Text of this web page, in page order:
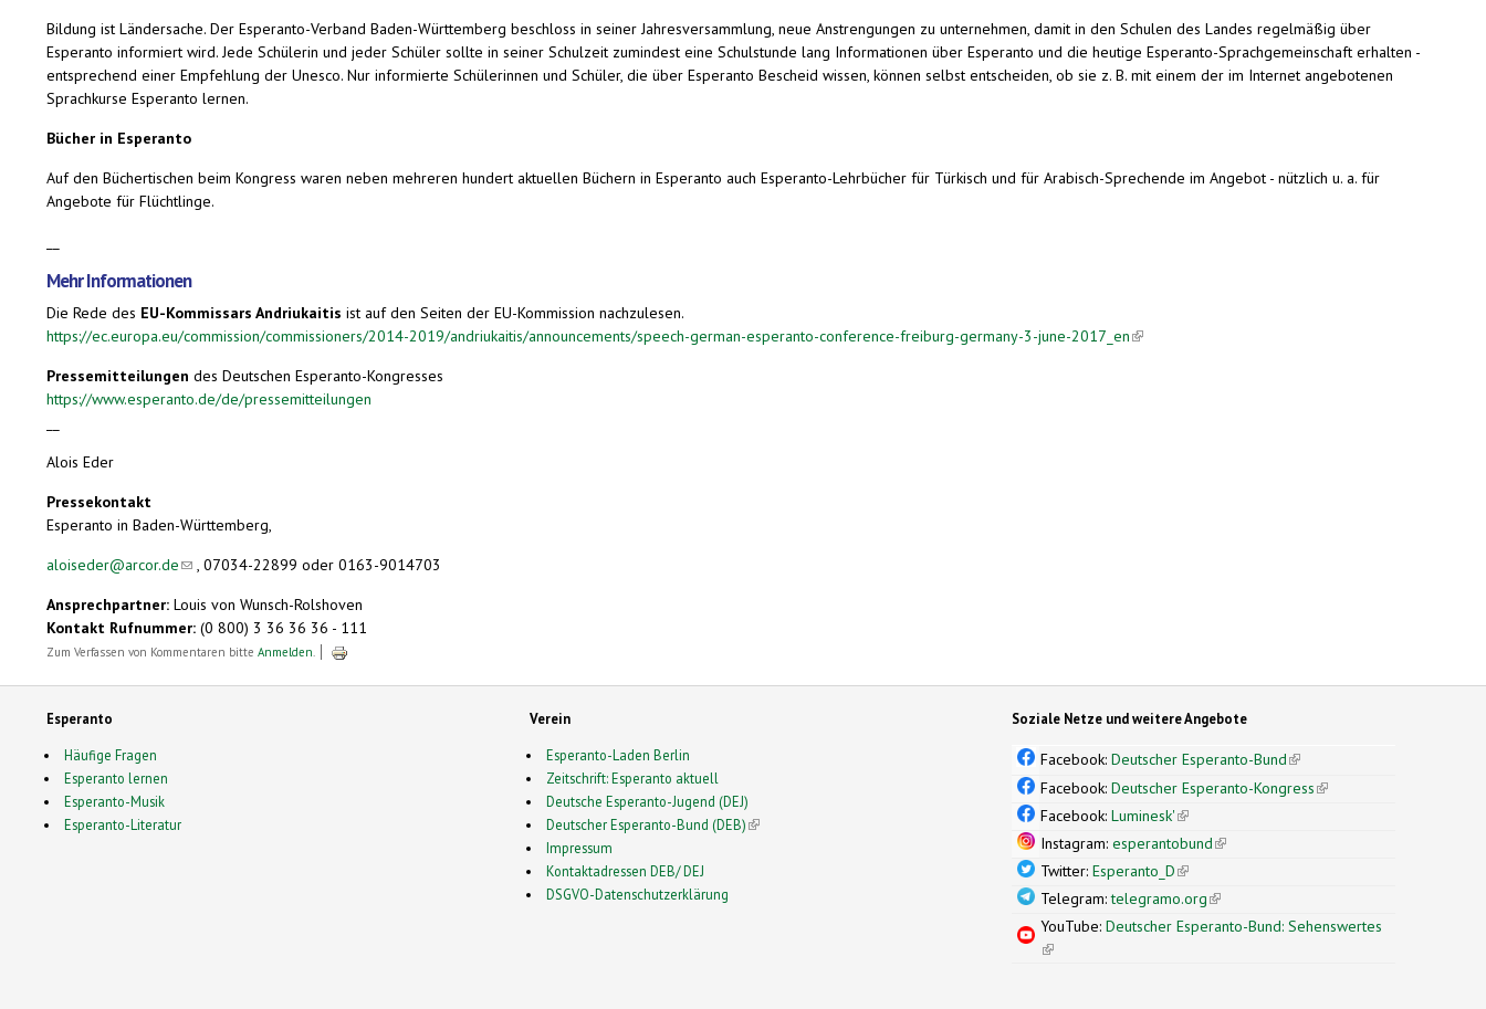
Bildung ist Ländersache. Der Esperanto-Verband Baden-Württemberg beschloss in seiner Jahresversammlung, neue Anstrengungen zu unternehmen, damit in den Schulen des Landes regelmäßig über
Esperanto informiert wird. Jede Schülerin und jeder Schüler sollte in seiner Schulzeit zumindest eine Schulstunde lang Informationen über Esperanto und die heutige Esperanto-Sprachgemeinschaft erhalten -
entsprechend einer Empfehlung der Unesco. Nur informierte Schülerinnen und Schüler, die über Esperanto Bescheid wissen, können selbst entscheiden, ob sie z. B. mit einem der im Internet angebotenen
Sprachkurse Esperanto lernen.
Bücher in Esperanto
Auf den Büchertischen beim Kongress waren neben mehreren hundert aktuellen Büchern in Esperanto auch Esperanto-Lehrbücher für Türkisch und für Arabisch-Sprechende im Angebot - nützlich u. a. für
Angebote für Flüchtlinge.
Mehr Informationen
Die Rede des EU-Kommissars Andriukaitis ist auf den Seiten der EU-Kommission nachzulesen.
https://ec.europa.eu/commission/commissioners/2014-2019/andriukaitis/announcements/speech-german-esperanto-conference-freiburg-germany-3-june-2017_en(link is external)
Pressemitteilungen des Deutschen Esperanto-Kongresses
https://www.esperanto.de/de/pressemitteilungen
Alois Eder
Pressekontakt
Esperanto in Baden-Württemberg,
aloiseder@arcor.de(link sends e-mail)
, 07034-22899 oder 0163-9014703
Ansprechpartner: Louis von Wunsch-Rolshoven
Kontakt Rufnummer: (0 800) 3 36 36 36 - 111
Zum Verfassen von Kommentaren bitte Anmelden.
Esperanto
Häufige Fragen
Esperanto lernen
Esperanto-Musik
Esperanto-Literatur
Verein
Esperanto-Laden Berlin
Zeitschrift: Esperanto aktuell
Deutsche Esperanto-Jugend (DEJ)
Deutscher Esperanto-Bund (DEB)(link is external)
Impressum
Kontaktadressen DEB/ DEJ
DSGVO-Datenschutzerklärung
Soziale Netze und weitere Angebote
Facebook:Deutscher Esperanto-Bund(link is external)
Facebook:Deutscher Esperanto-Kongress(link is external)
Facebook:Luminesk'(link is external)
Instagram:esperantobund(link is external)
Twitter:Esperanto_D(link is external)
Telegram:telegramo.org(link is external)
YouTube:Deutscher Esperanto-Bund: Sehenswertes
(link is external)